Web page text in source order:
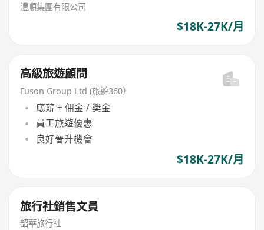
澧順集團有限公司
$18K-27K/月
高級旅遊顧問
Fuson Group Ltd (旅遊360）
底薪 + 佣金 / 獎金
員工旅遊優惠
良好晉升機會
$18K-27K/月
旅行社銷售文員
韶華旅行社